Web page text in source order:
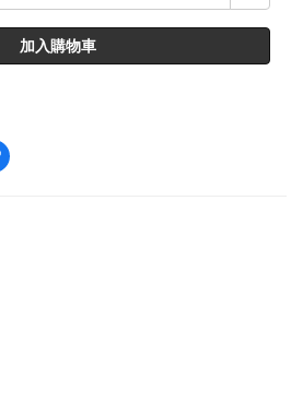
加入購物車